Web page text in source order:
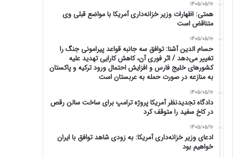
1405/05/16
همتی: اظهارات وزیر خزانه‌داری آمریکا با مواضع قبلی وی
متناقض است
1405/05/16
حسام الدین آشنا: توافق سه جانبه قواعد پیرامونی جنگ را
تغییر می‌دهد / اثر فوری آن، کاهش کارایی تهدید علیه
کشور‌های خلیج فارس و افزایش احتمال ورود ترکیه و پاکستان
به منازعه در صورت حمله به عربستان است
1405/05/16
دادگاه تجدیدنظر آمریکا پروژه ترامپ برای ساخت سالن رقص
در کاخ سفید را متوقف کرد
1405/05/16
ادعای وزیر خزانه‌داری آمریکا: به زودی شاهد توافق با ایران
خواهیم بود